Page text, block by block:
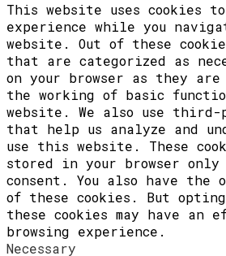
This website uses cookies
experience while you
website. Out of these
that are categorized as
on your browser as they
the working of basic
website. We also use third-
that help us analyze and
use this website. These
stored in your browser
consent. You also have the
of these cookies. But
these cookies may have an
browsing experience.
Necessary